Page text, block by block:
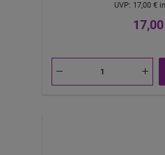
UVP: 17,00 €